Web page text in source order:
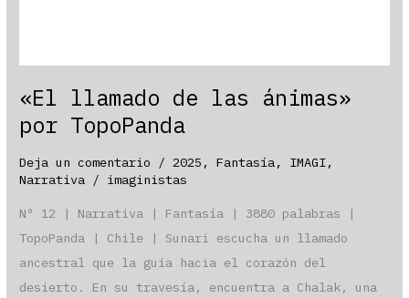
«El llamado de las ánimas»
por TopoPanda
Deja un comentario /2025 ,Fantasía, IMAGI,
Narrativa / imaginistas
Nº 12 | Narrativa | Fantasía | 3880 palabras |
TopoPanda | Chile | Sunari escucha un llamado
ancestral que la guía hacia el corazón del
desierto. En su travesía, encuentra a Chalak, una